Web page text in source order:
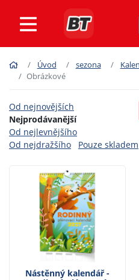
Úvod sezona
Obrázkové
Od nejnovějších
Nejprodávanější
Od nejlevnějšího
Od nejdražšího
Pouze skladem
Nástěnný kalendář -